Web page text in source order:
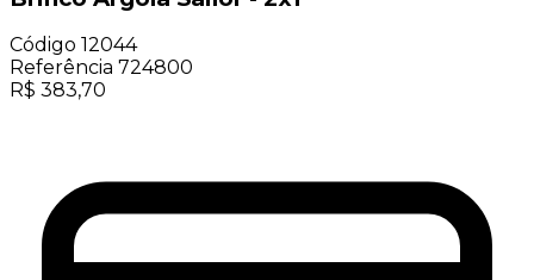
Código 12044
Referência 724800
R$ 383,70